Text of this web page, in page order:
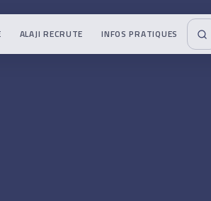
ALAJI RECRUTE INFOS PRATIQUES